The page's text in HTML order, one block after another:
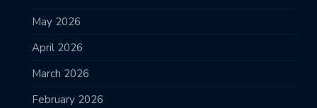
May 2026
April 2026
March 2026
February 2026